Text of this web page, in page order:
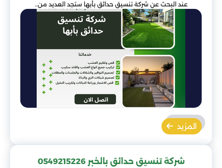
عند البحث عن شركة تنسيق حدائق بأبها ستجد العديد من..
المزيد
شركة تنسيق حدائق بالخبر 0549215226